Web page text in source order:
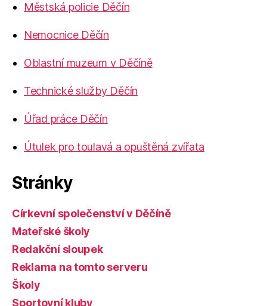
Městská policie Děčín
Nemocnice Děčín
Oblastní muzeum v Děčíně
Technické služby Děčín
Úřad práce Děčín
Útulek pro toulavá a opuštěná zvířata
Stránky
Církevní společenství v Děčíně
Mateřské školy
Redakční sloupek
Reklama na tomto serveru
Školy
Sportovní kluby